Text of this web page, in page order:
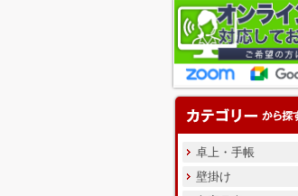
卓上・手帳
壁掛け